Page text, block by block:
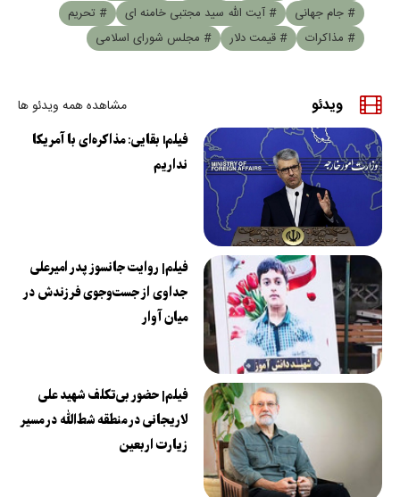
# جام جهانی
# آیت الله سید مجتبی خامنه ای
# تحریم
# مذاکرات
# قیمت دلار # مجلس شورای اسلامی
ویدئو مشاهده همه ویدئو ها
فیلمl بقایی: مذاکره‌ای با آمریکا
نداریم
فیلم| روایت جانسوز پدر امیرعلی
جداوی از جست‌وجوی فرزندش در
میان آوار
فیلم| حضور بی‌تکلف شهید علی
لاریجانی در منطقه شط‌الله در مسیر
زیارت اربعین